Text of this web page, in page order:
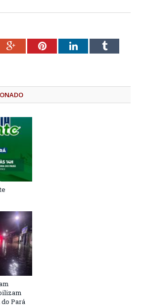
Google+PinterestLinkedInTumblr
Pará